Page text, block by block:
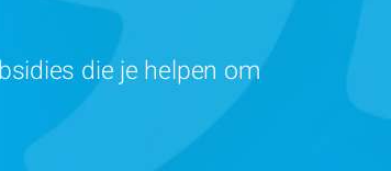
die je helpen om